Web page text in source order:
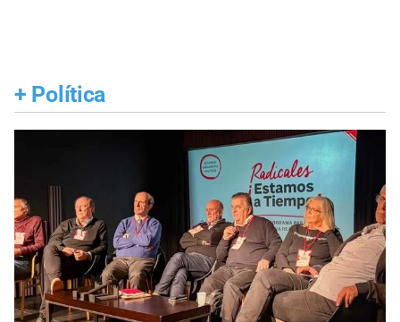
+ Política